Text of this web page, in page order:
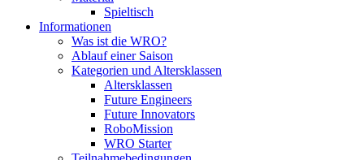
Spieltisch
Informationen
Was ist die WRO?
Ablauf einer Saison
Kategorien und Altersklassen
Altersklassen
Future Engineers
Future Innovators
RoboMission
WRO Starter